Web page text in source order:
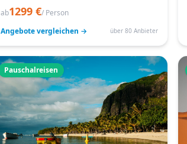
ab1299 €/ Person
Angebote vergleichen →
über 80 Anbieter
Pauschalreisen